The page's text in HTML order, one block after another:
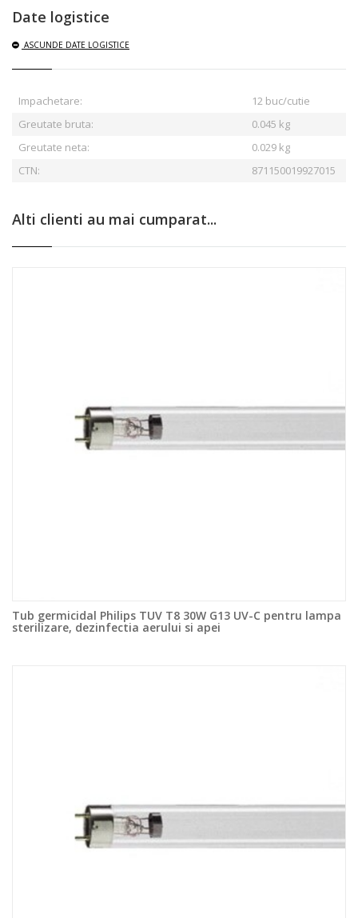
Date logistice
ASCUNDE DATE LOGISTICE
Impachetare:
12 buc/cutie
Greutate bruta:
0.045 kg
Greutate neta:
0.029 kg
CTN:
871150019927015
Alti clienti au mai cumparat...
Tub germicidal Philips TUV T8 30W G13 UV-C pentru lampa
sterilizare, dezinfectia aerului si apei